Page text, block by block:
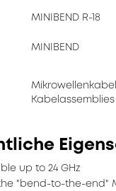
MINIBEND R-18
MINIBEND
Kabelassemblies
up to 24 GHz
"bend-to-the-end"